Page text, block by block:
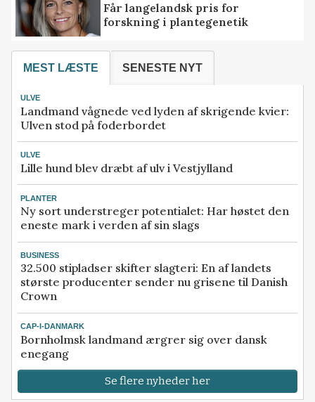
Får langelandsk pris for
forskning i plantegenetik
MEST LÆSTE SENESTE NYT
ULVE
Landmand vågnede ved lyden af skrigende kvier:
Ulven stod på foderbordet
ULVE
Lille hund blev dræbt af ulv i Vestjylland
PLANTER
Ny sort understreger potentialet: Har høstet den
eneste mark i verden af sin slags
BUSINESS
32.500 stipladser skifter slagteri: En af landets
største producenter sender nu grisene til Danish
Crown
CAP-I-DANMARK
Bornholmsk landmand ærgrer sig over dansk
enegang
Se flere nyheder her